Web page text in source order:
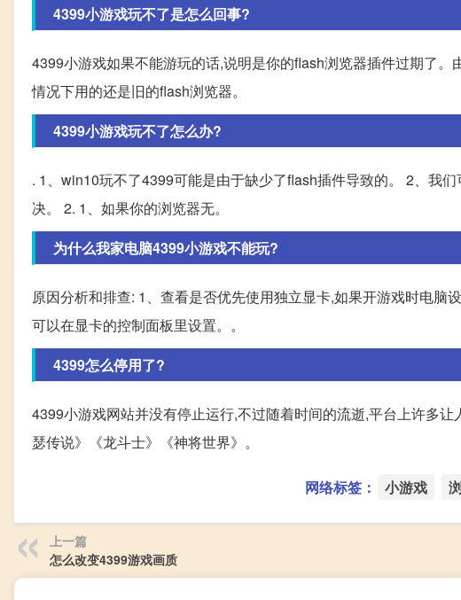
4399小游戏玩不了是怎么回事?
4399小游戏如果不能游玩的话,说明是你的flash浏览器插件过期了
情况下用的还是旧的flash浏览器。
4399小游戏玩不了怎么办?
. 1、win10玩不了4399可能是由于缺少了flash插件导致的。 2、我
决。 2. 1、如果你的浏览器无。
为什么我家电脑4399小游戏不能玩?
原因分析和排查: 1、查看是否优先使用独立显卡,如果开游戏时电
可以在显卡的控制面板里设置。。
4399怎么停用了?
4399小游戏网站并没有停止运行,不过随着时间的流逝,平台上许多
瑟传说》《龙斗士》《神将世界》。
网络标签： 小游戏
上一篇
怎么改变4399游戏画质